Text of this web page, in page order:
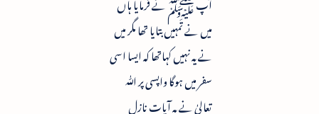
میں نے تمہیں بتایا تھا مگر میں
نے یہ نہیں کہاتھا کہ ایسا اسی
سفر میں ہوگا واپسی پر ﷲ
تعالیٰ نے یہ آیات نازل